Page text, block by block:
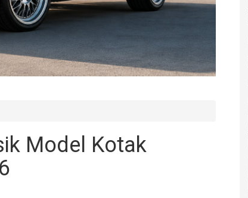
Model Kotak